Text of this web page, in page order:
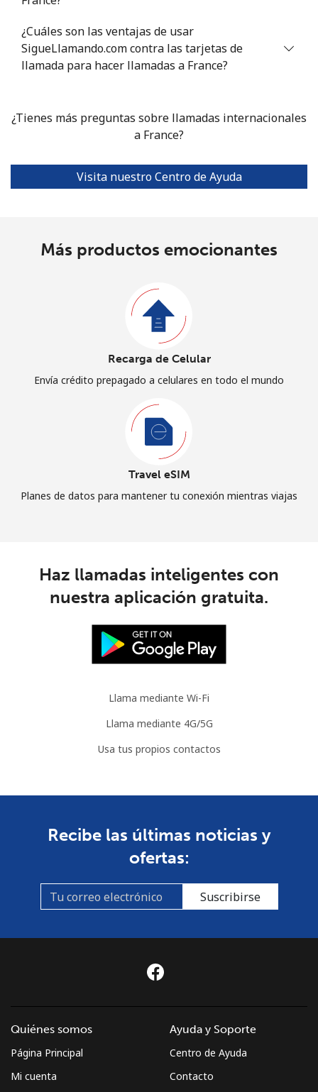
¿Cuáles son las ventajas de usar
SigueLlamando.com contra las tarjetas de
llamada para hacer llamadas a France?
¿Tienes más preguntas sobre llamadas internacionales
a France?
Visita nuestro Centro de Ayuda
Más productos emocionantes
Recarga de Celular
Envía crédito prepagado a celulares en todo el mundo
Travel eSIM
Planes de datos para mantener tu conexión mientras viajas
Haz llamadas inteligentes con
nuestra aplicación gratuita.
Llama mediante Wi-Fi
Llama mediante 4G/5G
Usa tus propios contactos
Recibe las últimas noticias y
ofertas:
Suscribirse
Quiénes somos
Página Principal
Mi cuenta
Ayuda y Soporte
Centro de Ayuda
Contacto